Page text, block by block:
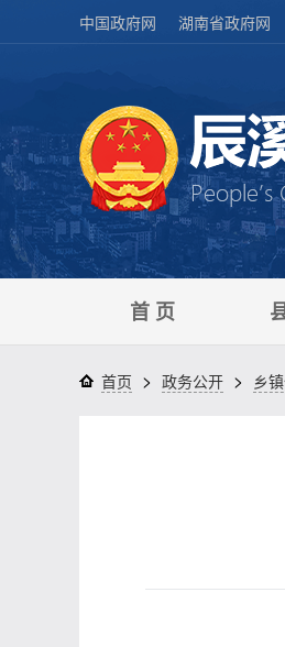
中国政府网 湖南省政府网
首 页
首页 > 政务公开 > 乡